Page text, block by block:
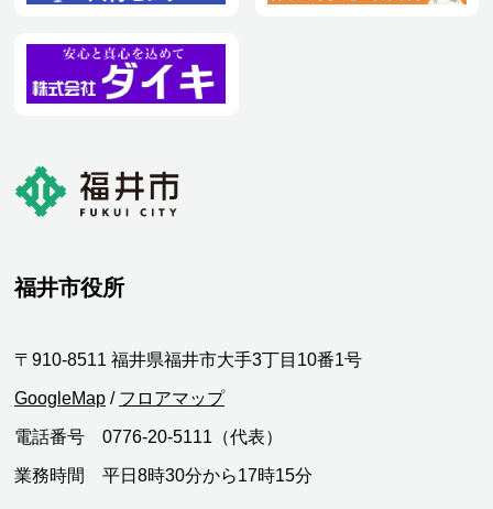
福井市役所
〒910-8511 福井県福井市大手3丁目10番1号
GoogleMap / フロアマップ
電話番号 0776-20-5111（代表）
業務時間 平日8時30分から17時15分